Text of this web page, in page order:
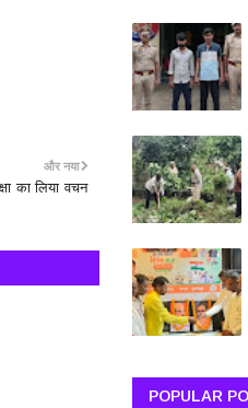
और नया
का लिया वचन
POPULAR